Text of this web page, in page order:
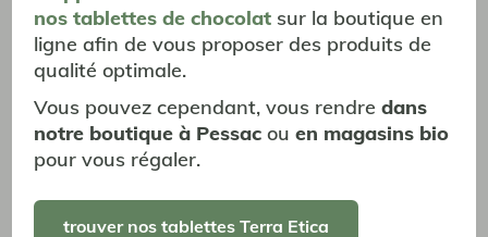
Boisé et vif - 55g
5,20 €
nos tablettes de chocolat sur la boutique en
ligne afin de vous proposer des produits de
qualité optimale.
Vous pouvez cependant, vous rendredans
notre boutique à Pessac ouen magasins bio
pour vous régaler.
trouver nos tablettes Terra Etica